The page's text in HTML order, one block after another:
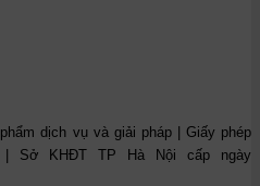
dịch vụ và giải pháp | Giấy phép
| Sở KHĐT TP Hà Nội cấp ngày